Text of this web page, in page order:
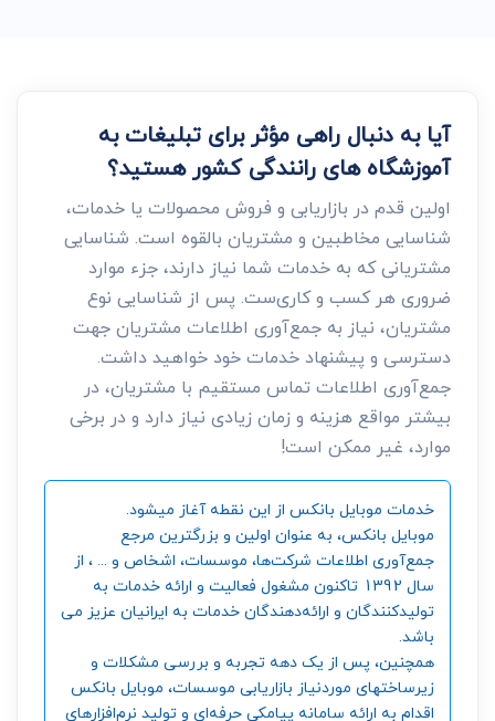
آیا به دنبال راهی مؤثر برای تبلیغات به
آموزشگاه های رانندگی کشور هستید؟
اولین قدم در بازاریابی و فروش محصولات یا خدمات،
شناسایی مخاطبین و مشتریان بالقوه است. شناسایی
مشتریانی که به خدمات شما نیاز دارند، جزء موارد
ضروری هر کسب و کاری‌ست. پس از شناسایی نوع
مشتریان، نیاز به جمع‌آوری اطلاعات مشتریان جهت
دسترسی و پیشنهاد خدمات خود خواهید داشت.
جمع‌آوری اطلاعات تماس مستقیم با مشتریان، در
بیشتر مواقع هزینه و زمان زیادی نیاز دارد و در برخی
موارد، غیر ممکن است!
خدمات موبایل بانکس از این نقطه آغاز میشود.
موبایل بانکس، به عنوان اولین و بزرگترین مرجع
جمع‌آوری اطلاعات شرکت‌ها، موسسات، اشخاص و ... ، از
سال 1392 تاکنون مشغول فعالیت و ارائه خدمات به
تولیدکنندگان و ارائه‌دهندگان خدمات به ایرانیان عزیز می
باشد.
همچنین، پس از یک دهه تجربه و بررسی مشکلات و
زیرساختهای موردنیاز بازاریابی موسسات، موبایل بانکس
اقدام به ارائه سامانه‌ پیامکی حرفه‌ای و تولید نرم‌افزارهای